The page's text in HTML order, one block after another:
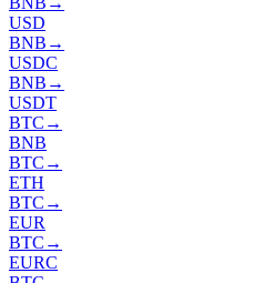
USD
BNB →
USDC
BNB →
USDT
BTC →
BNB
BTC →
ETH
BTC →
EUR
BTC →
EURC